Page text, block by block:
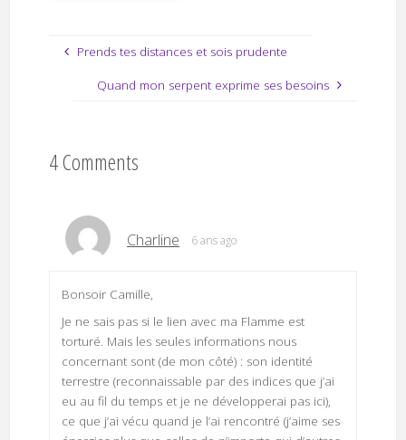
Prends tes distances et sois prudente
Quand mon serpent exprime ses besoins
4 Comments
Charline 6 ans ago
Bonsoir Camille,
Je ne sais pas si le lien avec ma Flamme est
torturé. Mais les seules informations nous
concernant sont (de mon côté) : son identité
terrestre (reconnaissable par des indices que j’ai
eu au fil du temps et je ne développerai pas ici),
ce que j’ai vécu quand je l’ai rencontré (j’aime ses